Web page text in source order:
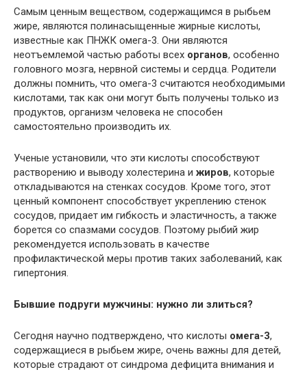
Самым ценным веществом, содержащимся в рыбьем
жире, являются полинасыщенные жирные кислоты,
известные как ПНЖК омега-3. Они являются
неотъемлемой частью работы всех органов, особенно
головного мозга, нервной системы и сердца. Родители
должны помнить, что омега-3 считаются необходимыми
кислотами, так как они могут быть получены только из
продуктов, организм человека не способен
самостоятельно производить их.
Ученые установили, что эти кислоты способствуют
растворению и выводу холестерина и жиров, которые
откладываются на стенках сосудов. Кроме того, этот
ценный компонент способствует укреплению стенок
сосудов, придает им гибкость и эластичность, а также
борется со спазмами сосудов. Поэтому рыбий жир
рекомендуется использовать в качестве
профилактической меры против таких заболеваний, как
гипертония.
Бывшие подруги мужчины: нужно ли злиться?
Сегодня научно подтверждено, что кислоты омега-3,
содержащиеся в рыбьем жире, очень важны для детей,
которые страдают от синдрома дефицита внимания и